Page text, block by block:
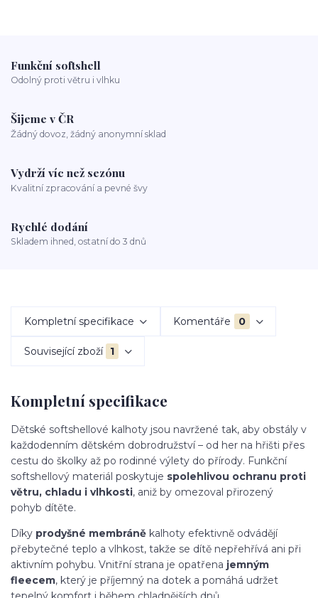
Funkční softshell
Odolný proti větru i vlhku
Šijeme v ČR
Žádný dovoz, žádný anonymní sklad
Vydrží víc než sezónu
Kvalitní zpracování a pevné švy
Rychlé dodání
Skladem ihned, ostatní do 3 dnů
Kompletní specifikace Komentáře 0
Související zboží 1
Kompletní specifikace
Dětské softshellové kalhoty jsou navržené tak, aby obstály v
každodenním dětském dobrodružství – od her na hřišti přes
cestu do školky až po rodinné výlety do přírody. Funkční
softshellový materiál poskytuje spolehlivou ochranu proti
větru, chladu i vlhkosti, aniž by omezoval přirozený
pohyb dítěte.
Díky prodyšné membráně kalhoty efektivně odvádějí
přebytečné teplo a vlhkost, takže se dítě nepřehřívá ani při
aktivním pohybu. Vnitřní strana je opatřena jemným
fleecem, který je příjemný na dotek a pomáhá udržet